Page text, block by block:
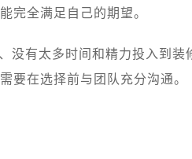
完全满足自己的期望。
没有太多时间和精力投入到装
要在选择前与团队充分沟通。